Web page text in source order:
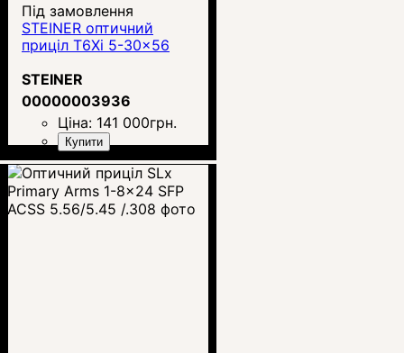
Під замовлення
STEINER оптичний
приціл T6Xi 5-30x56
STEINER
00000003936
Ціна: 141 000грн.
Купити